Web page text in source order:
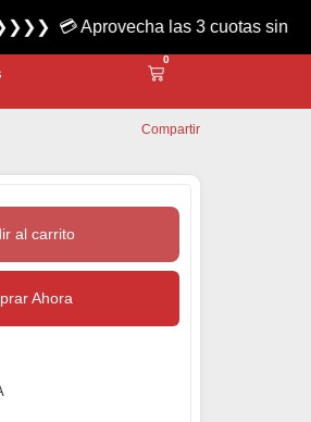
0
Compartir
al carrito
Ahora
las 3 cuotas sin interés